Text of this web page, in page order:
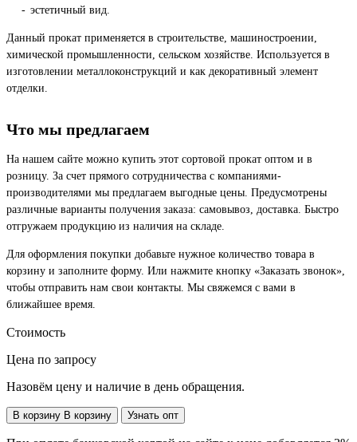
эстетичный вид.
Данный прокат применяется в строительстве, машиностроении,
химической промышленности, сельском хозяйстве. Используется в
изготовлении металлоконструкций и как декоративный элемент
отделки.
Что мы предлагаем
На нашем сайте можно купить этот сортовой прокат оптом и в
розницу. За счет прямого сотрудничества с компаниями-
производителями мы предлагаем выгодные цены. Предусмотрены
различные варианты получения заказа: самовывоз, доставка. Быстро
отгружаем продукцию из наличия на складе.
Для оформления покупки добавьте нужное количество товара в
корзину и заполните форму. Или нажмите кнопку «Заказать звонок»,
чтобы отправить нам свои контакты. Мы свяжемся с вами в
ближайшее время.
Стоимость
Цена по запросу
Назовём цену и наличие в день обращения.
В корзину В корзину Узнать опт